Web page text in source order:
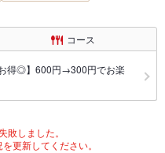
コース
お得◎】600円→300円でお楽
敗しました。
更新してください。